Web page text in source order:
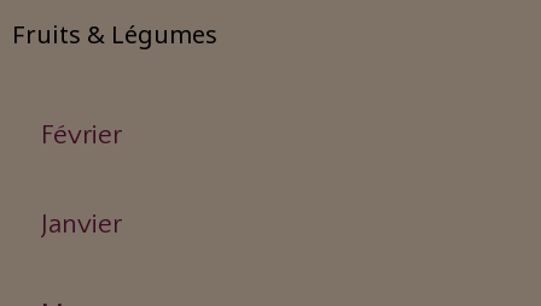
Fruits & Légumes
Février
Janvier